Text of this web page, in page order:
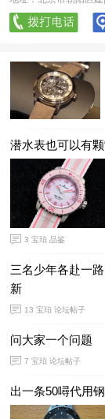
潜水表也可以有颗
3 宝珀 品鉴
三名少年各赴一
新
13 宝珀 论坛帖子
问大家一个问题
7 宝珀 论坛帖子
出一条50噚代用